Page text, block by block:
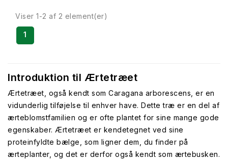
Viser 1-2 af 2 element(er)
1
Introduktion til Ærtetræet
Ærtetræet, også kendt som Caragana arborescens, er en
vidunderlig tilføjelse til enhver have. Dette træ er en del af
ærteblomstfamilien og er ofte plantet for sine mange gode
egenskaber. Ærtetræet er kendetegnet ved sine
proteinfyldte bælge, som ligner dem, du finder på
ærteplanter, og det er derfor også kendt som ærtebusken.